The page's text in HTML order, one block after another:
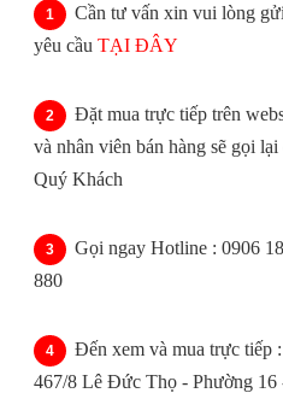
Cần tư vấn xin vui lòng gửi
yêu cầu TẠI ĐÂY
Đặt mua trực tiếp trên
và nhân viên bán hàng sẽ gọi lại
Quý Khách
Gọi ngay Hotline : 0906
880
Đến xem và mua trực tiếp :
467/8 Lê Đức Thọ - Phường 16